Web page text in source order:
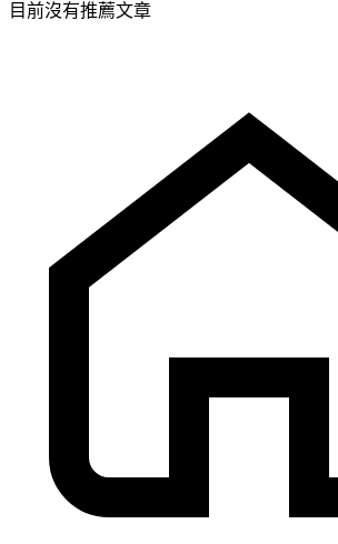
目前沒有推薦文章